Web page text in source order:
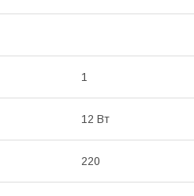
1
12 Вт
220